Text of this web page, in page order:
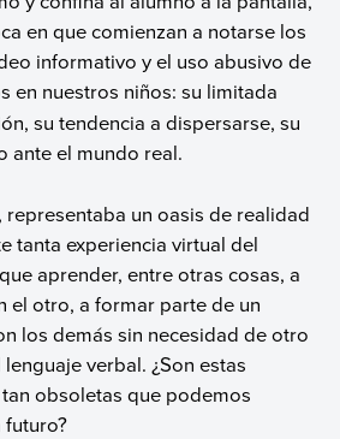
en que comienzan a notarse los
informativo y el uso abusivo de
en nuestros niños: su limitada
su tendencia a dispersarse, su
ante el mundo real.
representaba un oasis de realidad
tanta experiencia virtual del
aprender, entre otras cosas, a
el otro, a formar parte de un
los demás sin necesidad de otro
verbal. ¿Son estas
obsoletas que podemos